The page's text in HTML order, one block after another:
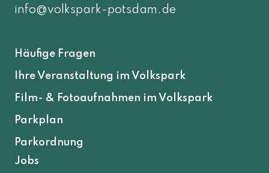
info@volkspark-potsdam.de
Häufige Fragen
Ihre Veranstaltung im Volkspark
Film- & Fotoaufnahmen im Volkspark
Parkplan
Parkordnung
Jobs